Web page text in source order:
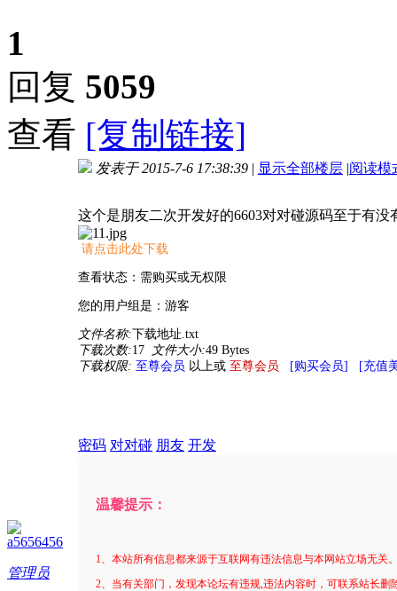
1
回复 5059
查看 [复制链接]
a5656456
管理员
发表于 2015-7-6 17:38:39 | 显示全部楼层 |阅读模
这个是朋友二次开发好的6603对对碰源码至于有没
请点击此处下载
查看状态：需购买或无权限
您的用户组是：游客
文件名称:下载地址.txt
下载次数:17 文件大小:49 Bytes
下载权限: 至尊会员 以上或 至尊会员 [购买会员] [充值
密码 对对碰 朋友 开发
温馨提示：
1、本站所有信息都来源于互联网有违法信息与本网站立场无关
2、当有关部门，发现本论坛有违规,违法内容时，可联系站长删